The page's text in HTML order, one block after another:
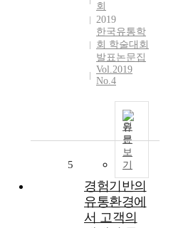
회
2019
한국유통학
회 학술대회
발표논문집
Vol.2019
No.4
원
문
보
기
5
경험기반의
유통환경에
서 고객의